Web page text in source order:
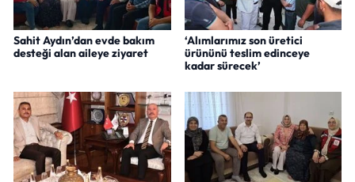
Sahit Aydın’dan evde bakım
desteği alan aileye ziyaret
‘Alımlarımız son üretici
ürününü teslim edinceye
kadar sürecek’